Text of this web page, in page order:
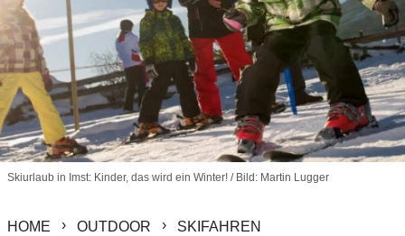
Skiurlaub in Imst: Kinder, das wird ein Winter! / Bild: Martin Lugger
HOME OUTDOOR SKIFAHREN